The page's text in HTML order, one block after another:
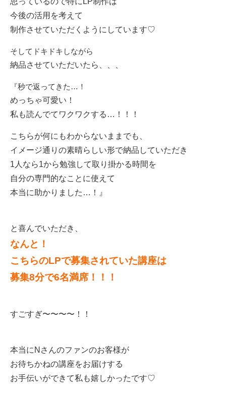
今後の活用を考えて
制作させていただくようにしています♡
そしてドキドキしながら
納品させていただいたら、、、
『秒で返ってきた…！
めっちゃ可愛い！
私も読んでてワクワクする…！！！
こちらが何にもわからないままでも、
イメージ通りの素晴らしい形で納品していただき
1人なら1から勉強して取り掛かる時間を
自分の専門的なことに使えて
本当に助かりました…！』
と喜んでいただき、
なんと！
こちらのLPで募集されていた講座は
募集8分で6名満席！！！
すごすぎ〜〜〜〜！！
本当にNさんのファンのお客様が
お待ちかねの講座をお届けする
お手伝いができて私も嬉しかったです♡